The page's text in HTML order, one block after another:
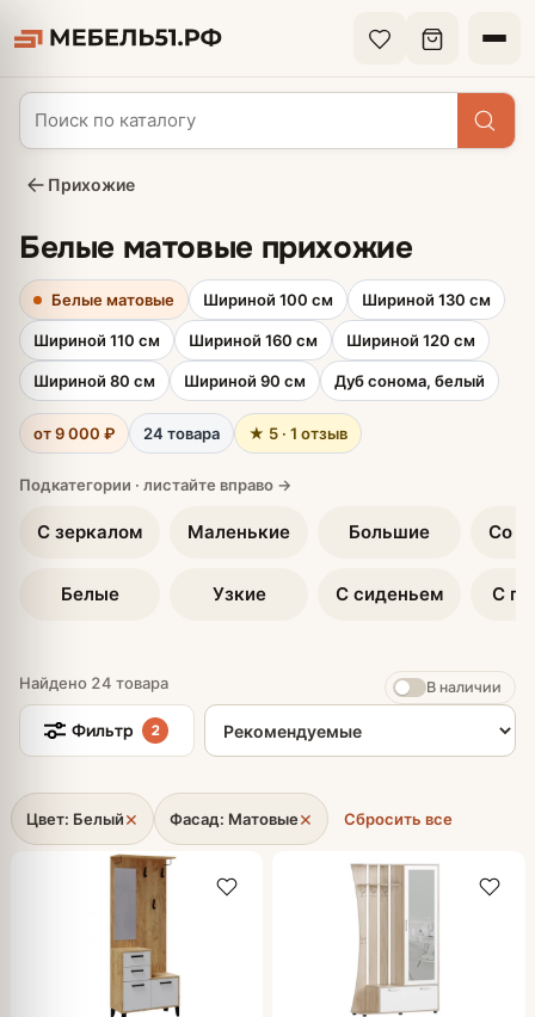
Прихожие
Белые матовые прихожие
Белые матовые Шириной 100 см Шириной 130 см
Шириной 110 см Шириной 160 см Шириной 120 см
Шириной 80 см Шириной 90 см Дуб сонома, белый
от 9 000 ₽ 24 товара ★ 5 · 1 отзыв
С зеркалом
Белые
Маленькие
Узкие
Большие
С сиденьем
Со
С
Найдено 24 товара В наличии
Фильтр 2
Сортировка товаров
Цвет: Белый× Фасад: Матовые× Сбросить все